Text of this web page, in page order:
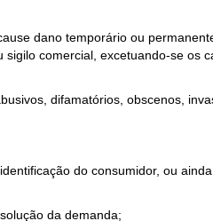
dano temporário ou
comercial, excetuando-se os
difamatórios, obscenos,
do consumidor, ou ainda,
da demanda;